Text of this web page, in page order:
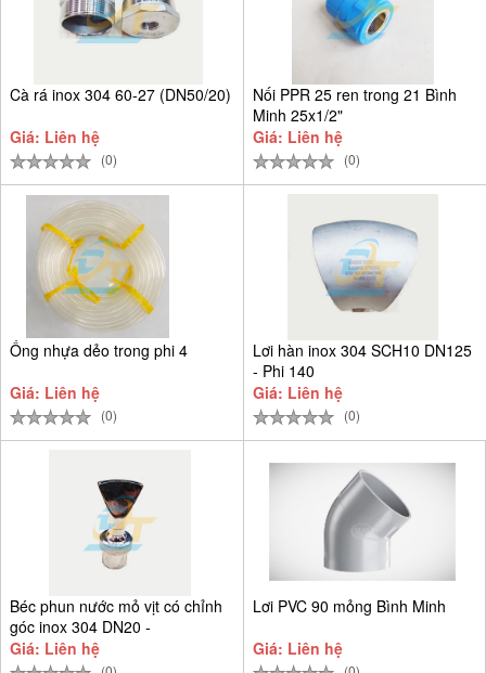
Cà rá inox 304 60-27 (DN50/20)
Giá: Liên hệ
(0)
Nối PPR 25 ren trong 21 Bình
Minh 25x1/2"
Giá: Liên hệ
(0)
Ống nhựa dẻo trong phi 4
Giá: Liên hệ
(0)
Lơi hàn inox 304 SCH10 DN125
- Phi 140
Giá: Liên hệ
(0)
Béc phun nước mỏ vịt có chỉnh
góc inox 304 DN20 -
Giá: Liên hệ
Lơi PVC 90 mỏng Bình Minh
Giá: Liên hệ